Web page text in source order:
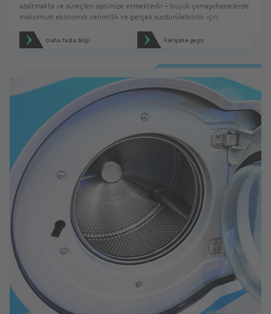
azaltmakta ve süreçleri optimize etmektedir – büyük çamaşırhanelerde
maksimum ekonomik verimlilik ve gerçek sürdürülebilirlik için.
Daha fazla bilgi İletişime geçin